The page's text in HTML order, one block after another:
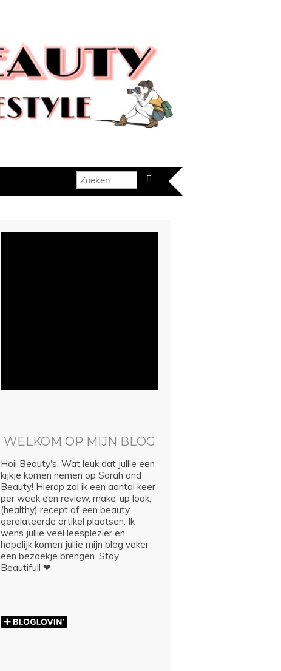
WELKOM OP MIJN BLOG
Hoii Beauty's, Wat leuk dat jullie een
kijkje komen nemen op Sarah and
Beauty! Hierop zal ik een aantal keer
per week een review, make-up look,
(healthy) recept of een beauty
gerelateerde artikel plaatsen. Ik
wens jullie veel leesplezier en
hopelijk komen jullie mijn blog vaker
een bezoekje brengen. Stay
Beautifull ❤